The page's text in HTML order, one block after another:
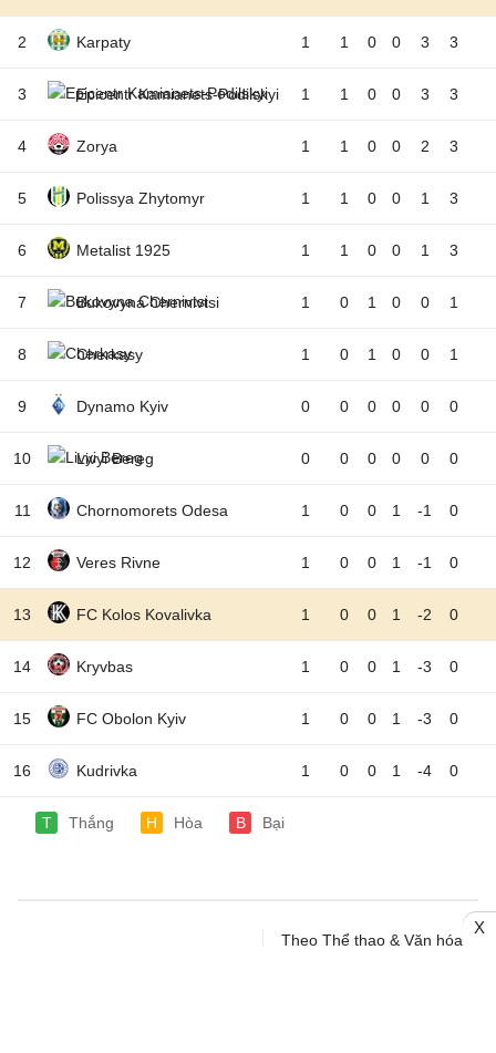
2 Karpaty 1 1 0 0 3 3
3 Epicentr Kamianets-Podilskyi 1 1 0 0 3 3
4 Zorya 1 1 0 0 2 3
5 Polissya Zhytomyr 1 1 0 0 1 3
6 Metalist 1925 1 1 0 0 1 3
7 Bukovyna Chernivtsi 1 0 1 0 0 1
8 Cherkasy 1 0 1 0 0 1
9 Dynamo Kyiv 0 0 0 0 0 0
10 Livyi Bereg 0 0 0 0 0 0
11 Chornomorets Odesa 1 0 0 1 -1 0
12 Veres Rivne 1 0 0 1 -1 0
13 FC Kolos Kovalivka 1 0 0 1 -2 0
14 Kryvbas 1 0 0 1 -3 0
15 FC Obolon Kyiv 1 0 0 1 -3 0
16 Kudrivka 1 0 0 1 -4 0
T Thắng H Hòa B Bại
Theo Thể thao & Văn hóa
X